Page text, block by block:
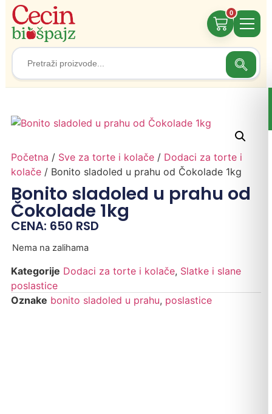
Search
for:
0
Početna / Sve za torte i kolače/ Dodaci za torte i
kolače/ Bonito sladoled u prahu od Čokolade 1kg
Bonito sladoled u prahu od
Čokolade 1kg
CENA: 650 RSD
Nema na zalihama
Kategorije Dodaci za torte i kolače, Slatke i slane
poslastice
Oznake bonito sladoled u prahu, poslastice